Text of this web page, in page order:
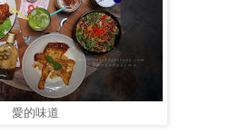
愛的味道